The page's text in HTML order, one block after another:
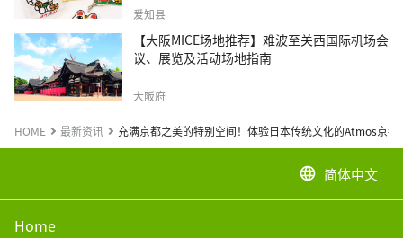
爱知县
【大阪MICE场地推荐】难波至关西国际机场会
议、展览及活动场地指南
大阪府
HOME 最新资讯 充满京都之美的特别空间！体验日本传统文化的Atmos京都
language 简体中文
Home